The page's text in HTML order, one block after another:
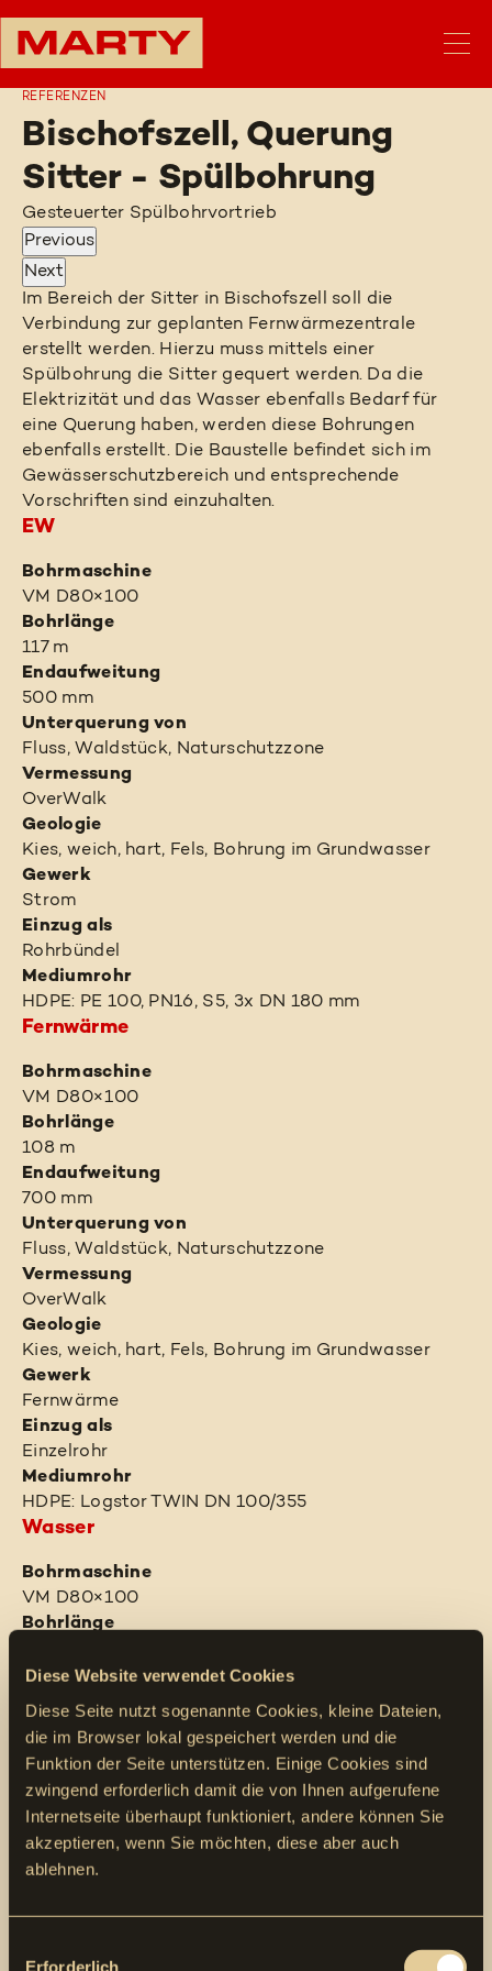
Diese Website verwendet Cookies
Diese Seite nutzt sogenannte Cookies, kleine Dateien,
die im Browser lokal gespeichert werden und die
Funktion der Seite unterstützen. Einige Cookies sind
zwingend erforderlich damit die von Ihnen aufgerufene
Internetseite überhaupt funktioniert, andere können Sie
akzeptieren, wenn Sie möchten, diese aber auch
ablehnen.
Erforderlich
REFERENZEN
Bischofszell, Querung
Sitter - Spülbohrung
Gesteuerter Spülbohrvortrieb
Previous
Next
Im Bereich der Sitter in Bischofszell soll die
Verbindung zur geplanten Fernwärmezentrale
erstellt werden. Hierzu muss mittels einer
Spülbohrung die Sitter gequert werden. Da die
Elektrizität und das Wasser ebenfalls Bedarf für
eine Querung haben, werden diese Bohrungen
ebenfalls erstellt. Die Baustelle befindet sich im
Gewässerschutzbereich und entsprechende
Vorschriften sind einzuhalten.
EW
Bohrmaschine
VM D80×100
Bohrlänge
117 m
Endaufweitung
500 mm
Unterquerung von
Fluss, Waldstück, Naturschutzzone
Vermessung
OverWalk
Geologie
Kies, weich, hart, Fels, Bohrung im Grundwasser
Gewerk
Strom
Einzug als
Rohrbündel
Mediumrohr
HDPE: PE 100, PN16, S5, 3x DN 180 mm
Fernwärme
Bohrmaschine
VM D80×100
Bohrlänge
108 m
Endaufweitung
700 mm
Unterquerung von
Fluss, Waldstück, Naturschutzzone
Vermessung
OverWalk
Geologie
Kies, weich, hart, Fels, Bohrung im Grundwasser
Gewerk
Fernwärme
Einzug als
Einzelrohr
Mediumrohr
HDPE: Logstor TWIN DN 100/355
Wasser
Bohrmaschine
VM D80×100
Bohrlänge
Endaufweitung
Unterquerung von
Fluss, Waldstück, Naturschutzzone
Vermessung
OverWalk
Geologie
Kies, weich, hart, Fels, Bohrung im Grundwasser
Gewerk